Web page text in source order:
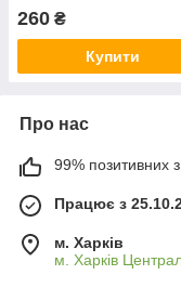
260 ₴
Купити
Про нас
99% позитивних з
Працює з
м. Харків
м. Харків